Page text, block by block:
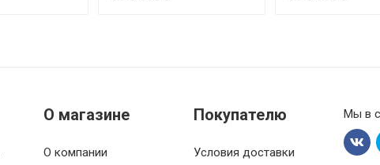
О магазине
О компании
Покупателю
Условия доставки
Мы в